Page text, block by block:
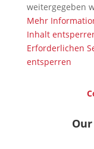
weitergegeben
Mehr
Inhalt
Erforderlichen
entsperren